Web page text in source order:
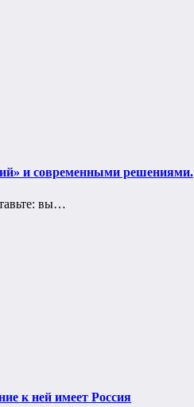
и современными решениями.
вы…
к ней имеет Россия